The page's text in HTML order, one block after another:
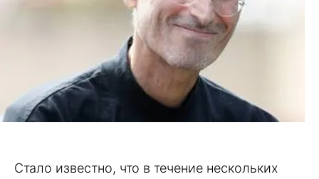
Стало известно, что в течение нескольких